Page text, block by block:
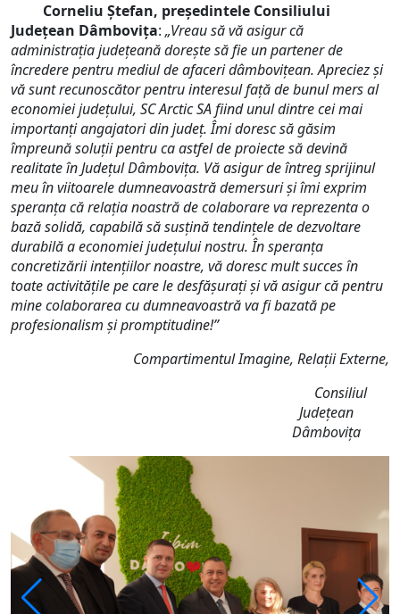
Corneliu Ștefan, președintele Consiliului
Județean Dâmbovița: „Vreau să vă asigur că
administrația județeană dorește să fie un partener de
încredere pentru mediul de afaceri dâmbovițean. Apreciez și
vă sunt recunoscător pentru interesul față de bunul mers al
economiei județului, SC Arctic SA fiind unul dintre cei mai
importanți angajatori din județ. Îmi doresc să găsim
împreună soluții pentru ca astfel de proiecte să devină
realitate în Județul Dâmbovița. Vă asigur de întreg sprijinul
meu în viitoarele dumneavoastră demersuri şi îmi exprim
speranţa că relaţia noastră de colaborare va reprezenta o
bază solidă, capabilă să susțină tendințele de dezvoltare
durabilă a economiei judeţului nostru. În speranţa
concretizării intenţiilor noastre, vă doresc mult succes în
toate activitățile pe care le desfășurați și vă asigur că pentru
mine colaborarea cu dumneavoastră va fi bazată pe
profesionalism și promptitudine!”
Compartimentul Imagine, Relații Externe,
Consiliul
Județean
Dâmbovița